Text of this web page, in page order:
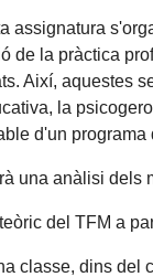
assignatura
de la pràctica
Així, aquestes
la
d'un
una anàlisi
del TFM a
classe, dins